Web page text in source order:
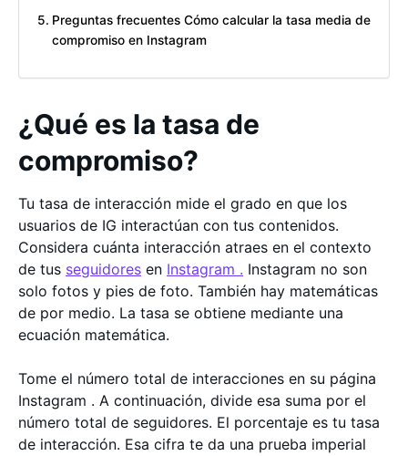
Preguntas frecuentes Cómo calcular la tasa media de
compromiso en Instagram
¿Qué es la tasa de
compromiso?
Tu tasa de interacción mide el grado en que los
usuarios de IG interactúan con tus contenidos.
Considera cuánta interacción atraes en el contexto
de tus seguidores en Instagram . Instagram no son
solo fotos y pies de foto. También hay matemáticas
de por medio. La tasa se obtiene mediante una
ecuación matemática.
Tome el número total de interacciones en su página
Instagram . A continuación, divide esa suma por el
número total de seguidores. El porcentaje es tu tasa
de interacción. Esa cifra te da una prueba imperial